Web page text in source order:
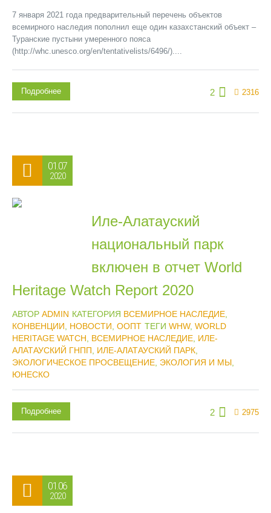
7 января 2021 года предварительный перечень объектов
всемирного наследия пополнил еще один казахстанский объект –
Туранские пустыни умеренного пояса
(http://whc.unesco.org/en/tentativelists/6496/)....
2 2316
Подробнее
01.07
2020
Иле-Алатауский
национальный парк
включен в отчет World
Heritage Watch Report 2020
АВТОР ADMIN КАТЕГОРИЯ ВСЕМИРНОЕ НАСЛЕДИЕ
КОНВЕНЦИИ
НОВОСТИ ООПТ ТЕГИ WHW, WORLD
HERITAGE WATCH
ВСЕМИРНОЕ НАСЛЕДИЕ ИЛЕ-
АЛАТАУСКИЙ ГНПП
ИЛЕ-АЛАТАУСКИЙ ПАРК
ЭКОЛОГИЧЕСКОЕ ПРОСВЕЩЕНИЕ ЭКОЛОГИЯ И МЫ
ЮНЕСКО
2 2975
Подробнее
01.06
2020